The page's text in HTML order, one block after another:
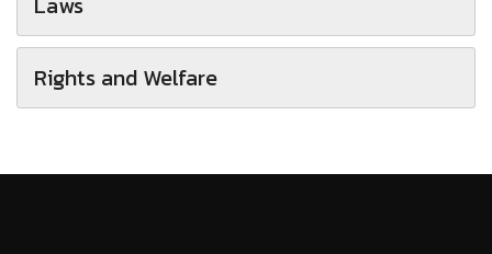
Rights and Welfare